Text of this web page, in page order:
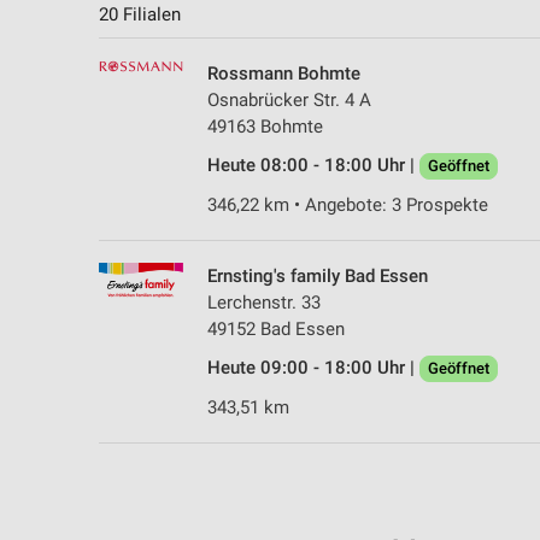
20 Filialen
Rossmann Bohmte
Osnabrücker Str. 4 A
49163 Bohmte
Heute 08:00 - 18:00 Uhr |
Geöffnet
346,22 km • Angebote: 3 Prospekte
Ernsting's family Bad Essen
Lerchenstr. 33
49152 Bad Essen
Heute 09:00 - 18:00 Uhr |
Geöffnet
343,51 km